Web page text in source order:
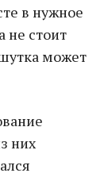
в нужное
не стоит
может
них